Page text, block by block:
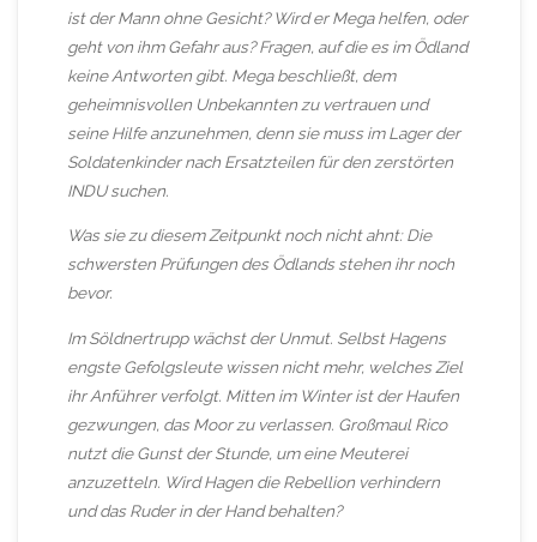
ist der Mann ohne Gesicht? Wird er Mega helfen, oder
geht von ihm Gefahr aus? Fragen, auf die es im Ödland
keine Antworten gibt. Mega beschließt, dem
geheimnisvollen Unbekannten zu vertrauen und
seine Hilfe anzunehmen, denn sie muss im Lager der
Soldatenkinder nach Ersatzteilen für den zerstörten
INDU suchen.
Was sie zu diesem Zeitpunkt noch nicht ahnt: Die
schwersten Prüfungen des Ödlands stehen ihr noch
bevor.
Im Söldnertrupp wächst der Unmut. Selbst Hagens
engste Gefolgsleute wissen nicht mehr, welches Ziel
ihr Anführer verfolgt. Mitten im Winter ist der Haufen
gezwungen, das Moor zu verlassen. Großmaul Rico
nutzt die Gunst der Stunde, um eine Meuterei
anzuzetteln. Wird Hagen die Rebellion verhindern
und das Ruder in der Hand behalten?